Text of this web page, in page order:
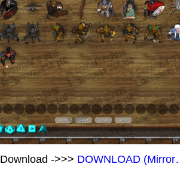
Download ->>> DOWNLOAD